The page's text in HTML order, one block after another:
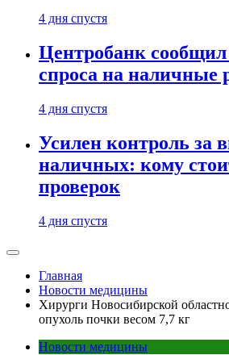
4 дня спустя
Центробанк сообщил
спроса на наличные
4 дня спустя
Усилен контроль за
наличных: кому
проверок
4 дня спустя
Главная
Новости медицины
Хирурги Новосибирской
опухоль почки весом 7,7 кг
Новости медицины